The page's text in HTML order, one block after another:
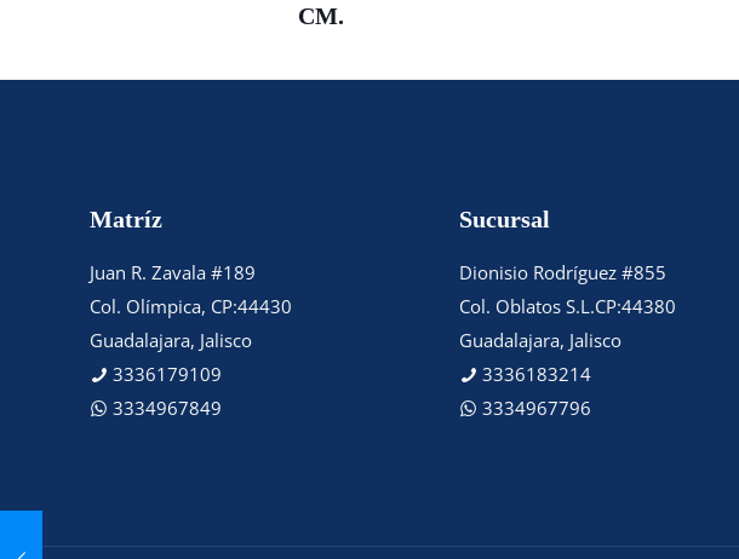
CM.
Matríz
Juan R. Zavala #189
Col. Olímpica, CP:44430
Guadalajara, Jalisco
3336179109
3334967849
Sucursal
Dionisio Rodríguez #855
Col. Oblatos S.L.CP:44380
Guadalajara, Jalisco
3336183214
3334967796